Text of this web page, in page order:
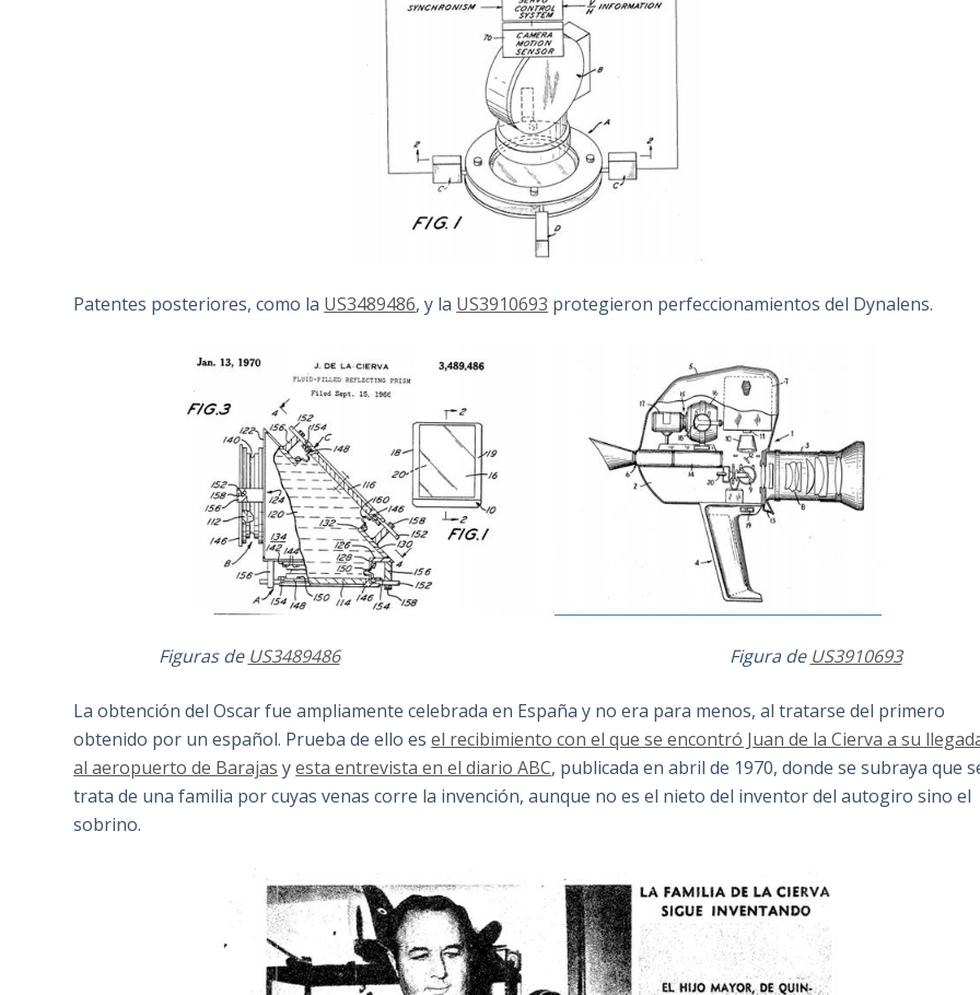
Patentes posteriores, como la US3489486, y la US3910693 protegieron perfeccionamientos del Dynalens.
Figuras de US3489486Figura de US3910693
La obtención del Oscar fue ampliamente celebrada en España y no era para menos, al tratarse del primero
obtenido por un español. Prueba de ello esel recibimiento con el que se encontró Juan de la Cierva a su
al aeropuerto de Barajas yesta entrevista en el diario ABC, publicada en abril de 1970, donde se subraya que
trata de una familia por cuyas venas corre la invención, aunque no es el nieto del inventor del autogiro sino el
sobrino.